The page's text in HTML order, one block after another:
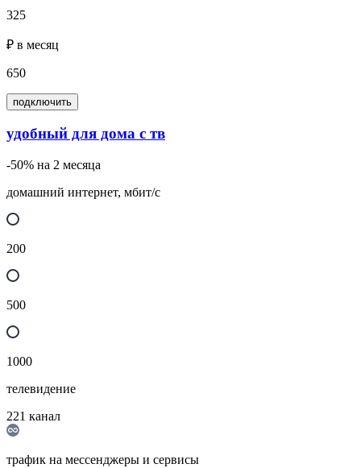
325
₽ в месяц
650
подключить
удобный для дома с тв
-50% на 2 месяца
домашний интернет, мбит/с
200
500
1000
телевидение
221 канал
трафик на мессенджеры и сервисы